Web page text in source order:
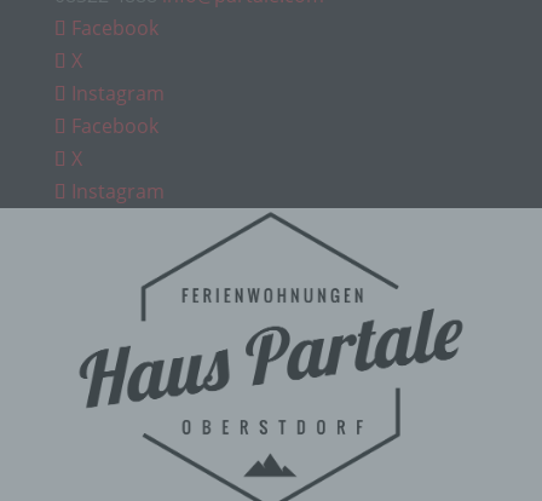
Facebook
X
Instagram
Facebook
X
Instagram